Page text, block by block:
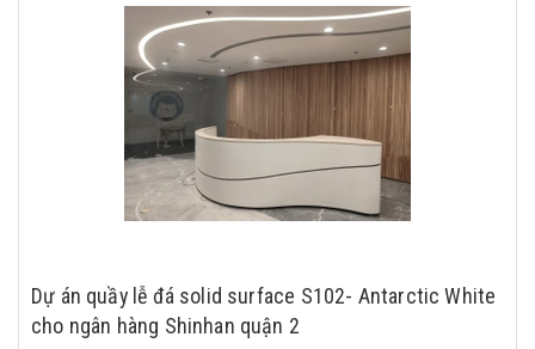
Dự án quầy lễ đá solid surface S102- Antarctic White
cho ngân hàng Shinhan quận 2